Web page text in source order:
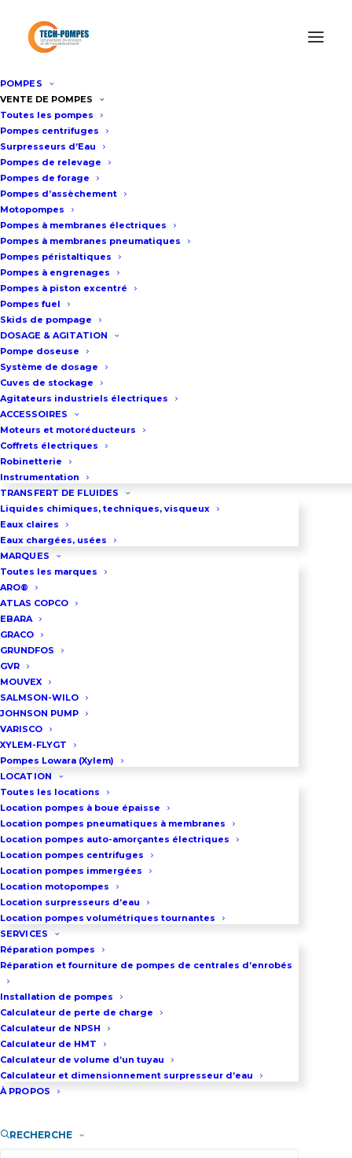
POMPES
VENTE DE POMPES
Toutes les pompes
Pompes centrifuges
Surpresseurs d’Eau
Pompes de relevage
Pompes de forage
Pompes d’assèchement
Motopompes
Pompes à membranes électriques
Pompes à membranes pneumatiques
Pompes péristaltiques
Pompes à engrenages
Pompes à piston excentré
Pompes fuel
Skids de pompage
DOSAGE & AGITATION
Pompe doseuse
Système de dosage
Cuves de stockage
Agitateurs industriels électriques
ACCESSOIRES
Moteurs et motoréducteurs
Coffrets électriques
Robinetterie
Instrumentation
TRANSFERT DE FLUIDES
Liquides chimiques, techniques, visqueux
Eaux claires
Eaux chargées, usées
MARQUES
Toutes les marques
ARO®
ATLAS COPCO
EBARA
GRACO
GRUNDFOS
GVR
MOUVEX
SALMSON-WILO
JOHNSON PUMP
VARISCO
XYLEM-FLYGT
Pompes Lowara (Xylem)
LOCATION
Toutes les locations
Location pompes à boue épaisse
Location pompes pneumatiques à membranes
Location pompes auto-amorçantes électriques
Location pompes centrifuges
Location pompes immergées
Location motopompes
Location surpresseurs d’eau
Location pompes volumétriques tournantes
SERVICES
Réparation pompes
Réparation et fourniture de pompes de centrales d’enrobés
Installation de pompes
Calculateur de perte de charge
Calculateur de NPSH
Calculateur de HMT
Calculateur de volume d’un tuyau
Calculateur et dimensionnement surpresseur d’eau
À PROPOS
RECHERCHE
Accueil /Surpresseur Eau Professionnel
professionnel GMD 30m3/h – 13bar
Pompe surpresseur
professionnel GMD 30m3/h –
13bar
Fiche technique
Surpresseur 2 pompes
horizontales SV à vitesse
constante
Régulation par pressostats ou
capteurs de pression
Homologués pour applications
eau potable
Idéale pour irrigation
Débit maxi : 30 m³/h
Pression maxi : 13 bar
industriels, alimentation réseaux
professionnelles, systèmes de
refroidissement industriels,
circuits de nettoyage haute
pression avec réservoir tampon. La
pression exceptionnelle de 13 bar
positionne ce surpresseur GMD
comme solution de référence
pour process nécessitant pression
multicellulaires à nombreux
importante tout en maintenant
efficacité énergétique acceptable.
Configuration réservée aux
professionnels maîtrisant les